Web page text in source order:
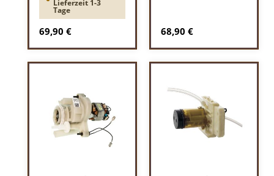
Lieferzeit 1-3
Tage
Regulärer Preis:
69,90 € Regulärer Preis:
68,90 €